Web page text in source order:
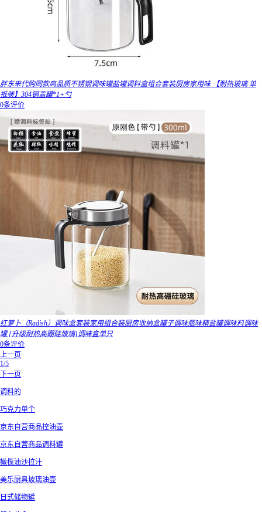
胖东来代购同款高品质不锈钢调味罐盐罐调料盒组合套装厨房家用味 【耐热玻璃 单
祇装】304钢盖罐*1+勺
0条评价
红萝卜（Radish）调味盒套装家用组合装厨房收纳盒罐子调味瓶味精盐罐调味料调味
罐 [升级耐热高硼硅玻璃]调味盒单只
0条评价
上一页
1/5
下一页
调料的
巧克力单个
京东自营商品控油壶
京东自营商品调料罐
橄榄油沙拉汁
美乐厨具玻璃油壶
日式储物罐